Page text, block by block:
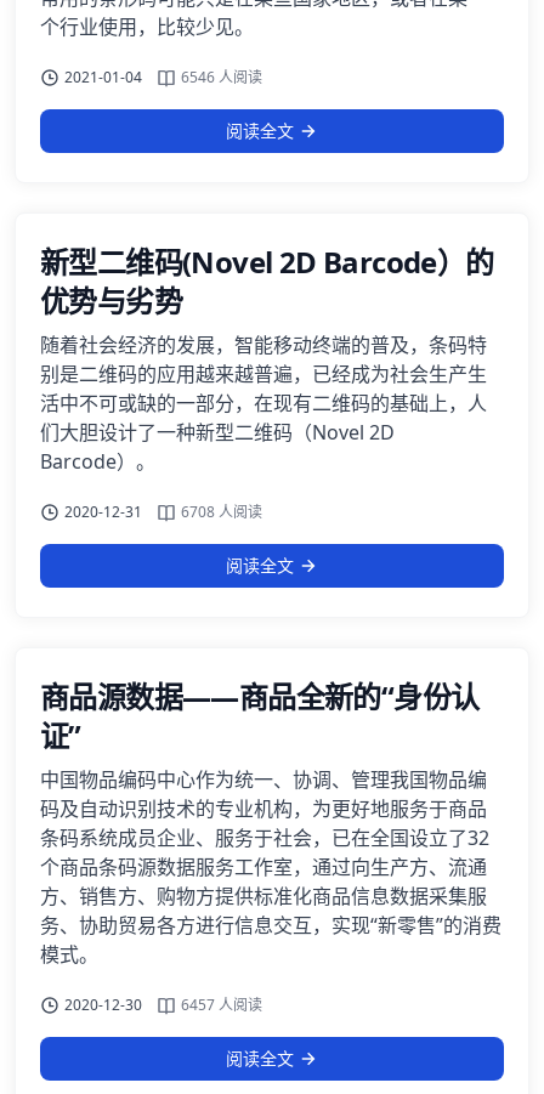
个行业使用，比较少见。
2021-01-04 6546 人阅读
阅读全文
新型二维码(Novel 2D Barcode）的
优势与劣势
随着社会经济的发展，智能移动终端的普及，条码特
别是二维码的应用越来越普遍，已经成为社会生产生
活中不可或缺的一部分，在现有二维码的基础上，人
们大胆设计了一种新型二维码（Novel 2D
Barcode）。
2020-12-31 6708 人阅读
阅读全文
商品源数据——商品全新的“身份认
证”
中国物品编码中心作为统一、协调、管理我国物品编
码及自动识别技术的专业机构，为更好地服务于商品
条码系统成员企业、服务于社会，已在全国设立了32
个商品条码源数据服务工作室，通过向生产方、流通
方、销售方、购物方提供标准化商品信息数据采集服
务、协助贸易各方进行信息交互，实现“新零售”的消费
模式。
2020-12-30 6457 人阅读
阅读全文